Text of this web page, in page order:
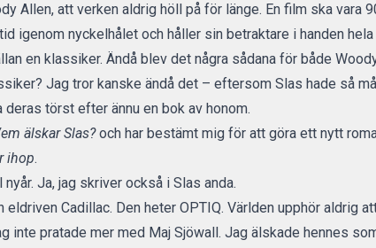
Allen, att verken aldrig höll på för länge. En film ska vara
igenom nyckelhålet och håller sin betraktare i handen hela
en klassiker. Ändå blev det några sådana för både
Jag tror kanske ändå det – eftersom Slas hade så
törst efter ännu en bok av honom.
älskar Slas?och har bestämt mig för att göra ett nytt
ihop.
Ja, jag skriver också i Slas anda.
eldriven Cadillac. Den heter OPTIQ. Världen upphör aldrig
inte pratade mer med Maj Sjöwall. Jag älskade hennes